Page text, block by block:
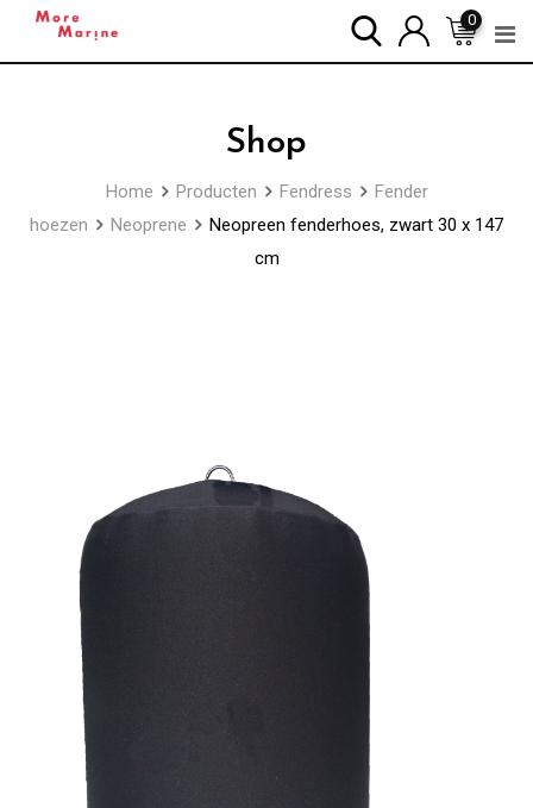
0
Shop
Home Producten Fendress
Fender
hoezen
Neoprene
Neopreen fenderhoes, zwart 30 x 147
cm